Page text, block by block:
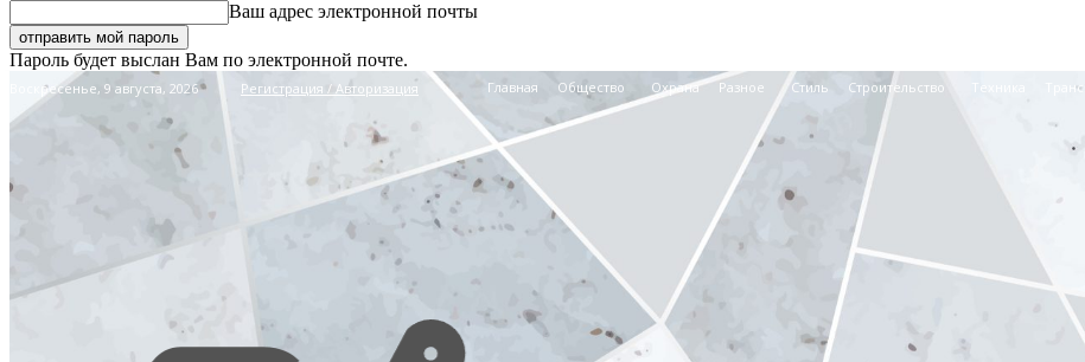
Ваш адрес электронной почты
Пароль будет выслан Вам по электронной почте.
Воскресенье, 9 августа, 2026 Регистрация / Авторизация Главная Общество Охрана Разное Стиль Строительство Техника